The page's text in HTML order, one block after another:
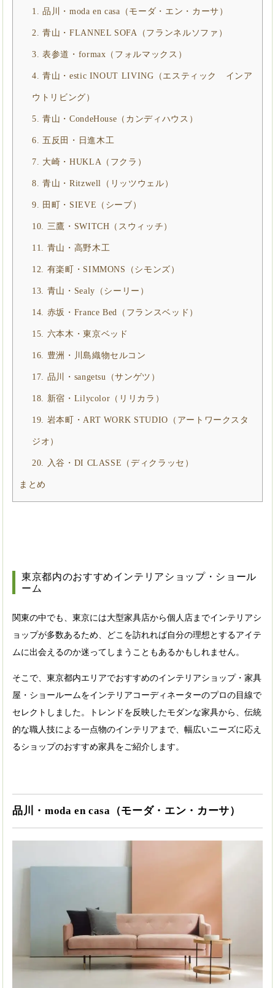
1. 品川・moda en casa（モーダ・エン・カーサ）
2. 青山・FLANNEL SOFA（フランネルソファ）
3. 表参道・formax（フォルマックス）
4. 青山・estic INOUT LIVING（エスティック インア
ウトリビング）
5. 青山・CondeHouse（カンディハウス）
6. 五反田・日進木工
7. 大崎・HUKLA（フクラ）
8. 青山・Ritzwell（リッツウェル）
9. 田町・SIEVE（シーブ）
10. 三鷹・SWITCH（スウィッチ）
11. 青山・高野木工
12. 有楽町・SIMMONS（シモンズ）
13. 青山・Sealy（シーリー）
14. 赤坂・France Bed（フランスベッド）
15. 六本木・東京ベッド
16. 豊洲・川島織物セルコン
17. 品川・sangetsu（サンゲツ）
18. 新宿・Lilycolor（リリカラ）
19. 岩本町・ART WORK STUDIO（アートワークスタ
ジオ）
20. 入谷・DI CLASSE（ディクラッセ）
まとめ
東京都内のおすすめインテリアショップ・ショール
ーム
関東の中でも、東京には大型家具店から個人店までインテリアシ
ョップが多数あるため、どこを訪れれば自分の理想とするアイテ
ムに出会えるのか迷ってしまうこともあるかもしれません。
そこで、東京都内エリアでおすすめのインテリアショップ・家具
屋・ショールームをインテリアコーディネーターのプロの目線で
セレクトしました。トレンドを反映したモダンな家具から、伝統
的な職人技による一点物のインテリアまで、幅広いニーズに応え
るショップのおすすめ家具をご紹介します。
品川・moda en casa（モーダ・エン・カーサ）